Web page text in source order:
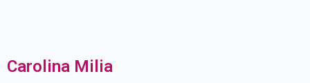
Carolina Milia